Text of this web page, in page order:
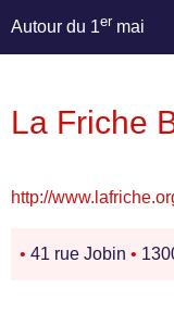
Autour du 1er mai
La Friche
http://
• 41 rue Jobin •